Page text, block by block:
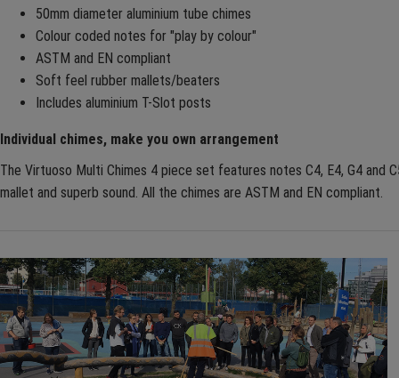
50mm diameter aluminium tube chimes
Colour coded notes for "play by colour"
ASTM and EN compliant
Soft feel rubber mallets/beaters
Includes aluminium T-Slot posts
Individual chimes, make you own arrangement
The Virtuoso Multi Chimes 4 piece set features notes C4, E4, G4 and
mallet and superb sound. All the chimes are ASTM and EN compliant.